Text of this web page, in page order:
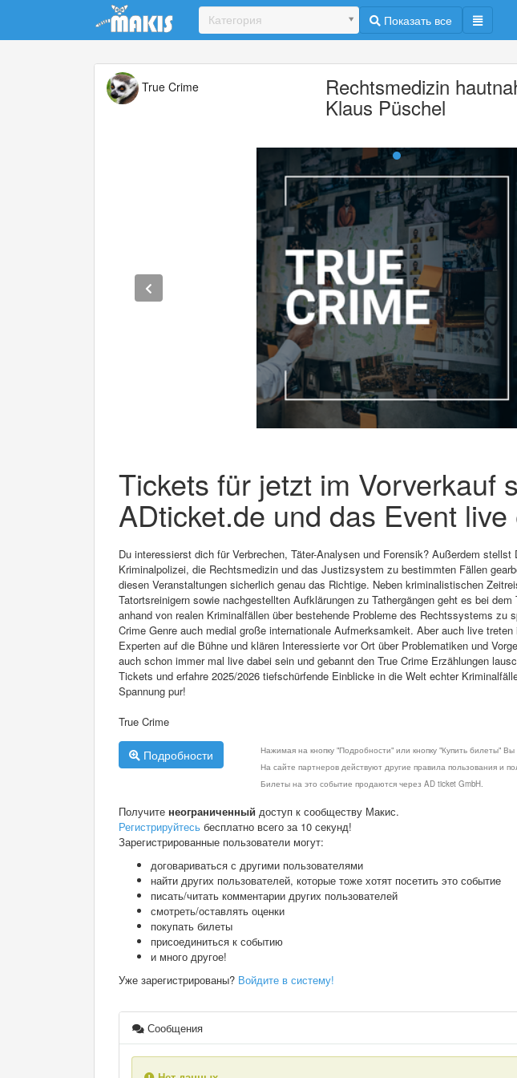
Update cookies preferences
Категория Показать все
True Crime Rechtsmedizin
Klaus Püschel
Tickets für jetzt im Vorverkauf
ADticket.de und das Event live
Du interessierst dich für Verbrechen, Täter-Analysen und Forensik? Außerdem stellst
Kriminalpolizei, die Rechtsmedizin und das Justizsystem zu bestimmten Fällen
diesen Veranstaltungen sicherlich genau das Richtige. Neben kriminalistischen
Tatortsreinigern sowie nachgestellten Aufklärungen zu Tathergängen geht es bei
anhand von realen Kriminalfällen über bestehende Probleme des Rechtssystems zu
Crime Genre auch medial große internationale Aufmerksamkeit. Aber auch live
Experten auf die Bühne und klären Interessierte vor Ort über Problematiken und
auch schon immer mal live dabei sein und gebannt den True Crime Erzählungen
Tickets und erfahre 2025/2026 tiefschürfende Einblicke in die Welt echter
Spannung pur!
True Crime
Подробности
Нажимая на кнопку "Подробности" или кнопку "Купить билеты"
На сайте партнеров действуют другие правила пользования и
Билеты на это событие продаются через AD ticket GmbH.
Получите неограниченный доступ к сообществу Макис.
Регистрируйтесь бесплатно всего за 10 секунд!
Зарегистрированные пользователи могут:
договариваться с другими пользователями
найти других пользователей, которые тоже хотят посетить это событие
писать/читать комментарии других пользователей
смотреть/оставлять оценки
покупать билеты
присоединиться к событию
и много другое!
Уже зарегистрированы? Войдите в систему!
Сообщения